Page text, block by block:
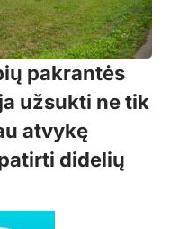
pakrantės
užsukti ne tik
atvykę
didelių